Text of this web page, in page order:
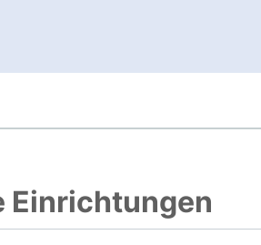
Link, öffnet neues
Einrichtungen